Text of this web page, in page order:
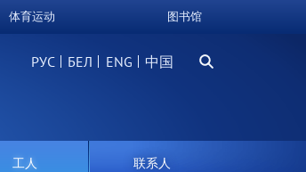
体育运动 图书馆
РУС БЕЛ 中国
搜
工人 联系人